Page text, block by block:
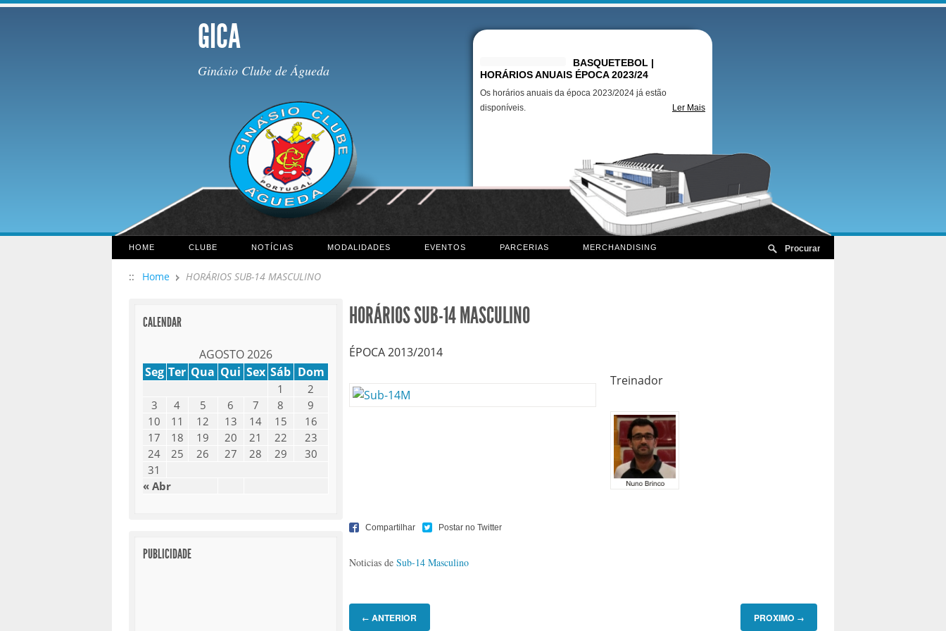
GICA
Ginásio Clube de Águeda
BASQUETEBOL |
HORÁRIOS ANUAIS ÉPOCA 2023/24
Os horários anuais da época 2023/2024 já estão
disponíveis.
Ler Mais
HOME CLUBE NOTÍCIAS MODALIDADES EVENTOS PARCERIAS MERCHANDISING
:: Home HORÁRIOS SUB-14 MASCULINO
HORÁRIOS SUB-14 MASCULINO
ÉPOCA 2013/2014
Treinador
Noticias de Sub-14 Masculino
← ANTERIOR PROXIMO →
CALENDAR
AGOSTO 2026
Seg Ter Qua Qui Sex Sáb Dom
« Abr
1
2
3
4 5 6 7 8
9
10
11 12 13 14 15
16
17
18 19 20 21 22
23
24
25 26 27 28 29
30
31
PUBLICIDADE